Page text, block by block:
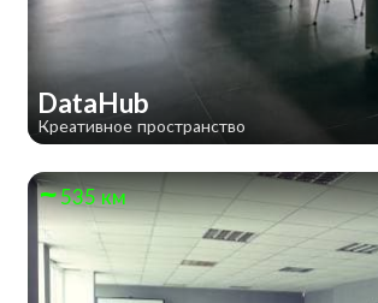
DataHub
Креативное пространство
535 км